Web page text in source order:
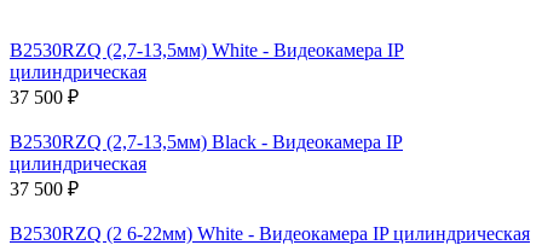
B2530RZQ (2,7-13,5мм) White - Видеокамера IP
цилиндрическая
37 500 ₽
B2530RZQ (2,7-13,5мм) Black - Видеокамера IP
цилиндрическая
37 500 ₽
B2530RZQ (2 6-22мм) White - Видеокамера IP цилиндрическая